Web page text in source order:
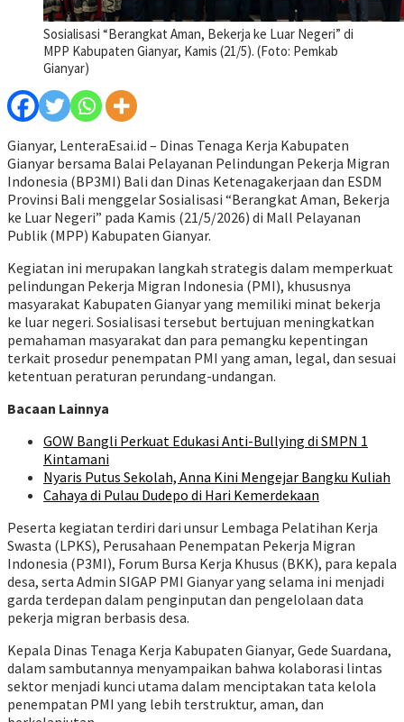
Sosialisasi “Berangkat Aman, Bekerja ke Luar Negeri” di
MPP Kabupaten Gianyar, Kamis (21/5). (Foto: Pemkab
Gianyar)
Gianyar, LenteraEsai.id – Dinas Tenaga Kerja Kabupaten
Gianyar bersama Balai Pelayanan Pelindungan Pekerja Migran
Indonesia (BP3MI) Bali dan Dinas Ketenagakerjaan dan ESDM
Provinsi Bali menggelar Sosialisasi “Berangkat Aman, Bekerja
ke Luar Negeri” pada Kamis (21/5/2026) di Mall Pelayanan
Publik (MPP) Kabupaten Gianyar.
Kegiatan ini merupakan langkah strategis dalam memperkuat
pelindungan Pekerja Migran Indonesia (PMI), khususnya
masyarakat Kabupaten Gianyar yang memiliki minat bekerja
ke luar negeri. Sosialisasi tersebut bertujuan meningkatkan
pemahaman masyarakat dan para pemangku kepentingan
terkait prosedur penempatan PMI yang aman, legal, dan sesuai
ketentuan peraturan perundang-undangan.
Bacaan Lainnya
GOW Bangli Perkuat Edukasi Anti-Bullying di SMPN 1
Kintamani
Nyaris Putus Sekolah, Anna Kini Mengejar Bangku Kuliah
Cahaya di Pulau Dudepo di Hari Kemerdekaan
Peserta kegiatan terdiri dari unsur Lembaga Pelatihan Kerja
Swasta (LPKS), Perusahaan Penempatan Pekerja Migran
Indonesia (P3MI), Forum Bursa Kerja Khusus (BKK), para kepala
desa, serta Admin SIGAP PMI Gianyar yang selama ini menjadi
garda terdepan dalam penginputan dan pengelolaan data
pekerja migran berbasis desa.
Kepala Dinas Tenaga Kerja Kabupaten Gianyar, Gede Suardana,
dalam sambutannya menyampaikan bahwa kolaborasi lintas
sektor menjadi kunci utama dalam menciptakan tata kelola
penempatan PMI yang lebih terstruktur, aman, dan